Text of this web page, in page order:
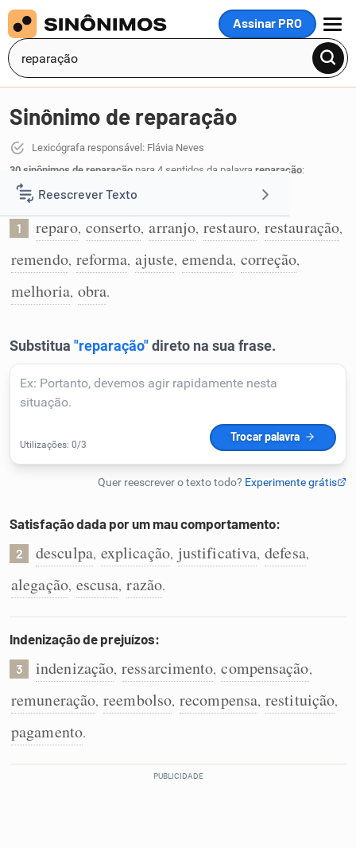
Assinar PRO
MENU
Reescrever Texto
Resumir Texto
Corrigir Texto
Humanizador de IA
Cata-letras
Caça-palavras
Dicionário
Sinônimos
Sinônimo de reparação
Lexicógrafa responsável: Flávia Neves
30 sinônimos de reparação para 4 sentidos da palavra reparação:
Ato de reparar ou consertar:
1 reparo, conserto, arranjo, restauro, restauração,
remendo, reforma, ajuste, emenda, correção,
melhoria, obra.
Satisfação dada por um mau comportamento:
2 desculpa, explicação, justificativa, defesa,
alegação, escusa, razão.
Indenização de prejuízos:
3 indenização, ressarcimento, compensação,
remuneração, reembolso, recompensa, restituição,
pagamento.